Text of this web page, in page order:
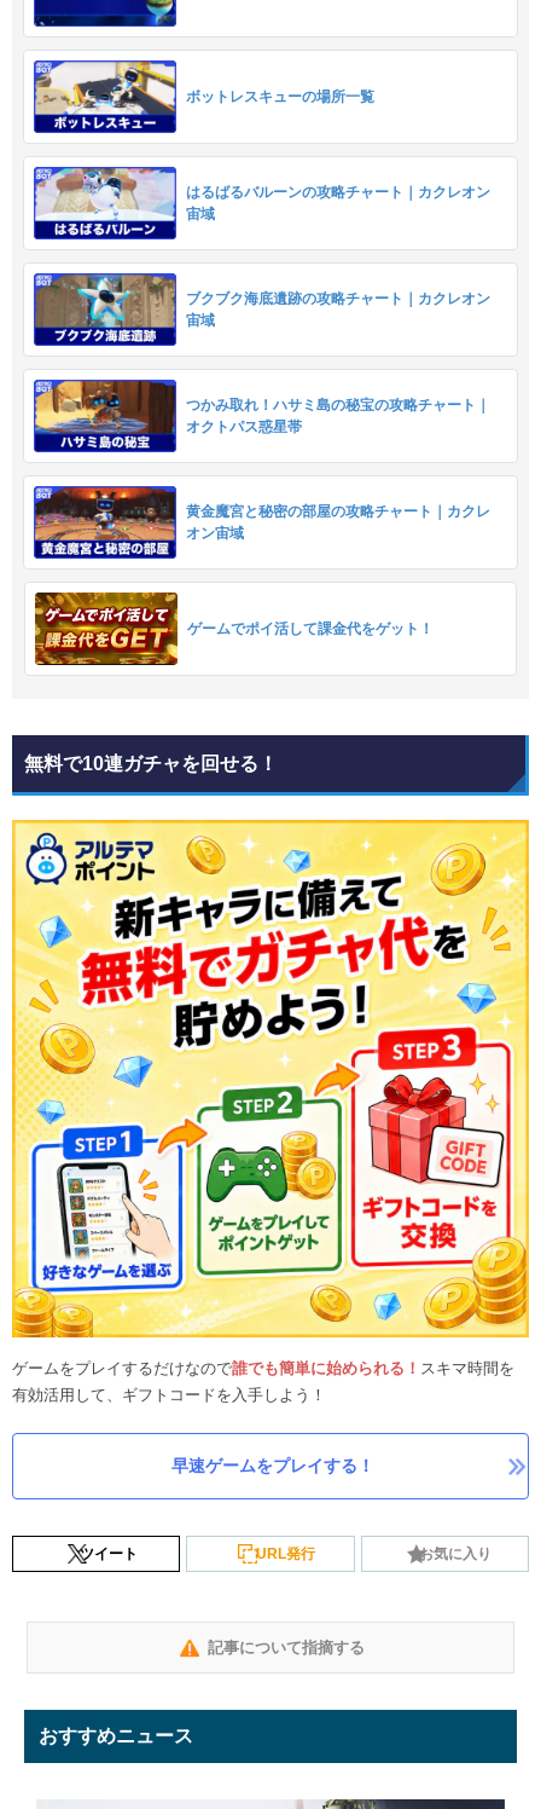
ボットレスキューの場所一覧
はるばるバルーンの攻略チャート｜カクレオン
宙域
ブクブク海底遺跡の攻略チャート｜カクレオン
宙域
つかみ取れ！ハサミ島の秘宝の攻略チャート｜
オクトパス惑星帯
黄金魔宮と秘密の部屋の攻略チャート｜カクレ
オン宙域
ゲームでポイ活して課金代をゲット！
無料で10連ガチャを回せる！
ゲームをプレイするだけなので誰でも簡単に始められる！ スキマ時間を
有効活用して、ギフトコードを入手しよう！
早速ゲームをプレイする！
ツイート URL発行 お気に入り
記事について指摘する
おすすめニュース